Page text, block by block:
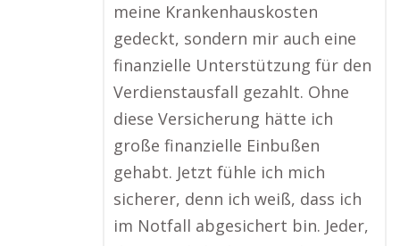
meine Krankenhauskosten
gedeckt, sondern mir auch eine
finanzielle Unterstützung für den
Verdienstausfall gezahlt. Ohne
diese Versicherung hätte ich
große finanzielle Einbußen
gehabt. Jetzt fühle ich mich
sicherer, denn ich weiß, dass ich
im Notfall abgesichert bin. Jeder,